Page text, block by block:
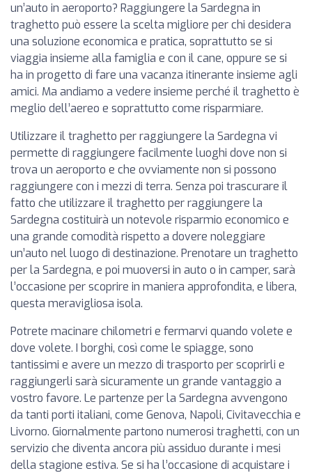
un’auto in aeroporto? Raggiungere la Sardegna in
traghetto può essere la scelta migliore per chi desidera
una soluzione economica e pratica, soprattutto se si
viaggia insieme alla famiglia e con il cane, oppure se si
ha in progetto di fare una vacanza itinerante insieme agli
amici. Ma andiamo a vedere insieme perché il traghetto è
meglio dell’aereo e soprattutto come risparmiare.
Utilizzare il traghetto per raggiungere la Sardegna vi
permette di raggiungere facilmente luoghi dove non si
trova un aeroporto e che ovviamente non si possono
raggiungere con i mezzi di terra. Senza poi trascurare il
fatto che utilizzare il traghetto per raggiungere la
Sardegna costituirà un notevole risparmio economico e
una grande comodità rispetto a dovere noleggiare
un’auto nel luogo di destinazione. Prenotare un traghetto
per la Sardegna, e poi muoversi in auto o in camper, sarà
l’occasione per scoprire in maniera approfondita, e libera,
questa meravigliosa isola.
Potrete macinare chilometri e fermarvi quando volete e
dove volete. I borghi, così come le spiagge, sono
tantissimi e avere un mezzo di trasporto per scoprirli e
raggiungerli sarà sicuramente un grande vantaggio a
vostro favore. Le partenze per la Sardegna avvengono
da tanti porti italiani, come Genova, Napoli, Civitavecchia e
Livorno. Giornalmente partono numerosi traghetti, con un
servizio che diventa ancora più assiduo durante i mesi
della stagione estiva. Se si ha l’occasione di acquistare i